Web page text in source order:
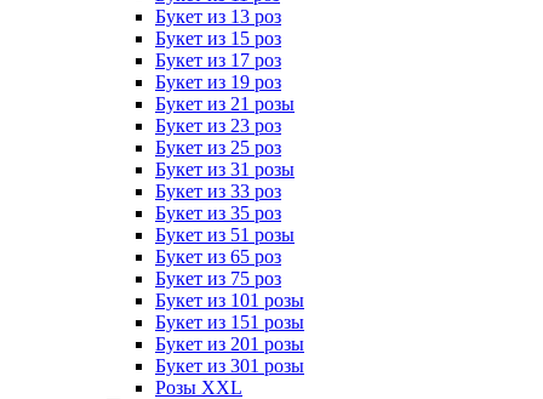
Букет из 13 роз
Букет из 15 роз
Букет из 17 роз
Букет из 19 роз
Букет из 21 розы
Букет из 23 роз
Букет из 25 роз
Букет из 31 розы
Букет из 33 роз
Букет из 35 роз
Букет из 51 розы
Букет из 65 роз
Букет из 75 роз
Букет из 101 розы
Букет из 151 розы
Букет из 201 розы
Букет из 301 розы
Розы XXL